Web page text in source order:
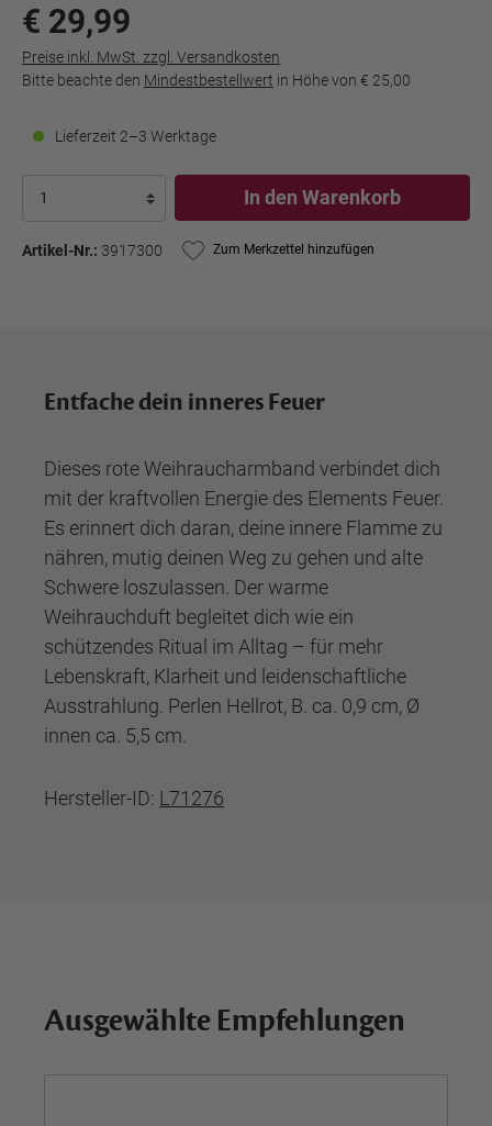
€ 29,99
Preise inkl. MwSt. zzgl. Versandkosten
Bitte beachte den Mindestbestellwert in Höhe von € 25,00
Lieferzeit 2–3 Werktage
In den Warenkorb
Artikel-Nr.: 3917300 Zum Merkzettel hinzufügen
Entfache dein inneres Feuer
Dieses rote Weihraucharmband verbindet dich
mit der kraftvollen Energie des Elements Feuer.
Es erinnert dich daran, deine innere Flamme zu
nähren, mutig deinen Weg zu gehen und alte
Schwere loszulassen. Der warme
Weihrauchduft begleitet dich wie ein
schützendes Ritual im Alltag – für mehr
Lebenskraft, Klarheit und leidenschaftliche
Ausstrahlung. Perlen Hellrot, B. ca. 0,9 cm, Ø
innen ca. 5,5 cm.
Hersteller-ID: L71276
Ausgewählte Empfehlungen